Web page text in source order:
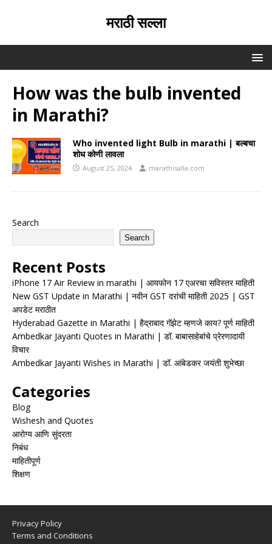
मराठी सल्ला
How was the bulb invented
in Marathi?
Who invented light Bulb in marathi | बल्बचा
शोध कोणी लावला
August 25, 2024 marathisalla.com
Search
Search
Recent Posts
iPhone 17 Air Review in marathi | आयफोन 17 एअरचा सविस्तर माहिती
New GST Update in Marathi | नवीन GST दरांची माहिती 2025 | GST
अपडेट मराठीत
Hyderabad Gazette in Marathi | हैद्राबाद गॅझेट म्हणजे काय? पूर्ण माहिती
Ambedkar Jayanti Quotes in Marathi | डॉ. बाबासाहेबांचे प्रेरणादायी
विचार
Ambedkar Jayanti Wishes in Marathi | डॉ. आंबेडकर जयंती शुभेच्छा
Categories
Blog
Wishesh and Quotes
आरोग्य आणि सुंदरता
निबंध
माहितीपूर्ण
शिक्षण
Privacy Policy
Terms and Conditions